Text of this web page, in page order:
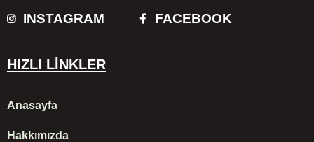
INSTAGRAM FACEBOOK
HIZLI LİNKLER
Anasayfa
Hakkımızda